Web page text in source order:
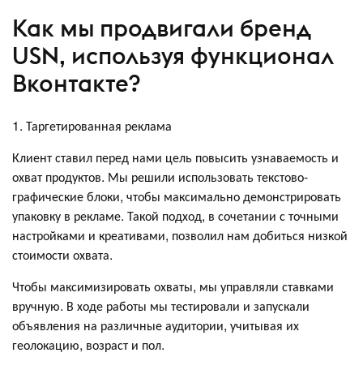
Как мы продвигали бренд
USN, используя функционал
Вконтакте?
1. Таргетированная реклама
Клиент ставил перед нами цель повысить узнаваемость и
охват продуктов. Мы решили использовать текстово-
графические блоки, чтобы максимально демонстрировать
упаковку в рекламе. Такой подход, в сочетании с точными
настройками и креативами, позволил нам добиться низкой
стоимости охвата.
Чтобы максимизировать охваты, мы управляли ставками
вручную. В ходе работы мы тестировали и запускали
объявления на различные аудитории, учитывая их
геолокацию, возраст и пол.